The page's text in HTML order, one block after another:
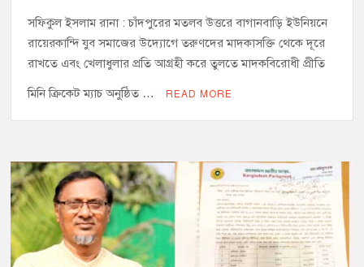
সফিকুল ইসলাম রানা : চাঁদপুরের মতলব উত্তরে বাগানবাড়ি ইউনিয়নে
রায়েরকান্দি যুব সমাজের উদ্যোগে তরুণদের মাদকাসক্তি থেকে দূরে
রাখতে এবং খেলাধুলার প্রতি আগ্রহী করে তুলতে মাদকবিরোধী প্রীতি
মিনি ক্রিকেট ম্যাচ অনুষ্ঠিত … READ MORE